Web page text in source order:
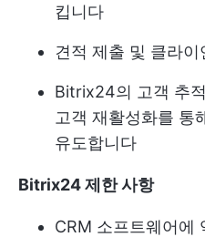
킵니다
견적 제출 및 클라
Bitrix24의 고객 추
고객 재활성화를 통
유도합니다
Bitrix24 제한 사항
CRM 소프트웨어에